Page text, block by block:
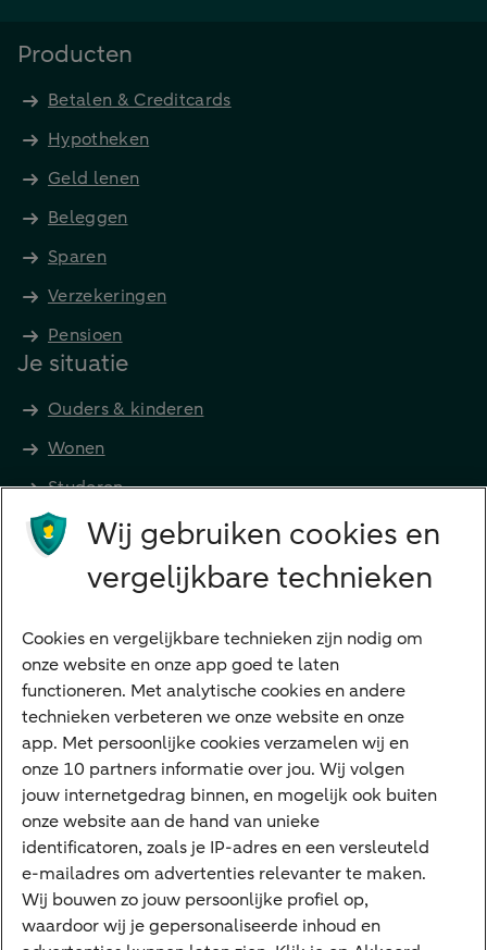
Producten
Betalen & Creditcards
Hypotheken
Geld lenen
Beleggen
Sparen
Verzekeringen
Pensioen
Je situatie
Ouders & kinderen
Wonen
Studeren
Preferred Banking
Digitale diensten
Internet Bankieren
ABN AMRO app
Tikkie
Apple Pay
Google Pay
Veilig bankieren
Meest gezocht
Wij gebruiken cookies en
vergelijkbare technieken
Cookies en vergelijkbare technieken zijn nodig om
onze website en onze app goed te laten
functioneren. Met analytische cookies en andere
technieken verbeteren we onze website en onze
app. Met persoonlijke cookies verzamelen wij en
onze 10 partners informatie over jou. Wij volgen
jouw internetgedrag binnen, en mogelijk ook buiten
onze website aan de hand van unieke
identificatoren, zoals je IP-adres en een versleuteld
e-mailadres om advertenties relevanter te maken.
Wij bouwen zo jouw persoonlijke profiel op,
waardoor wij je gepersonaliseerde inhoud en